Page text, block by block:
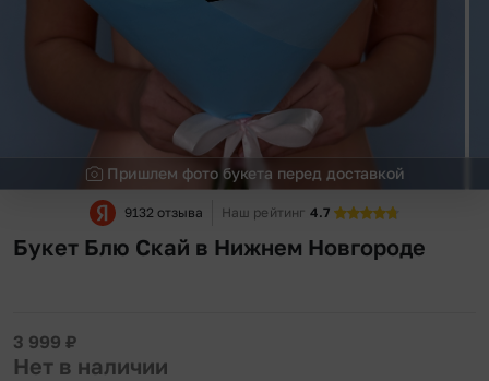
Пришлем фото букета перед доставкой
9132 отзыва Наш рейтинг 4.7
Букет Блю Скай в Нижнем Новгороде
3 999 ₽
Нет в наличии